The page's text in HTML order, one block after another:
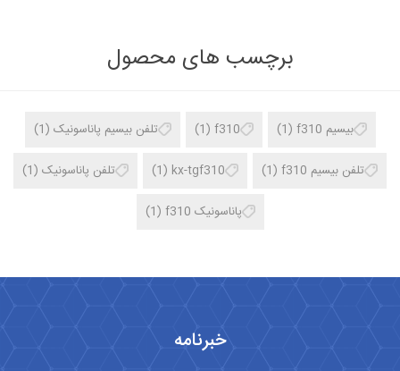
برچسب های محصول
بیسیم f310 (1)
f310
(1) تلفن بیسیم پاناسونیک (1)
تلفن بیسیم f310 (1)
kx-tgf310
(1) تلفن پاناسونیک (1)
پاناسونیک f310 (1)
خبرنامه